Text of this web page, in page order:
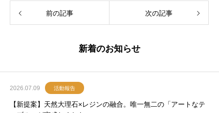
前の記事 次の記事
新着のお知らせ
2026.07.09 活動報告
【新提案】天然大理石×レジンの融合。唯一無二の「アートなテ